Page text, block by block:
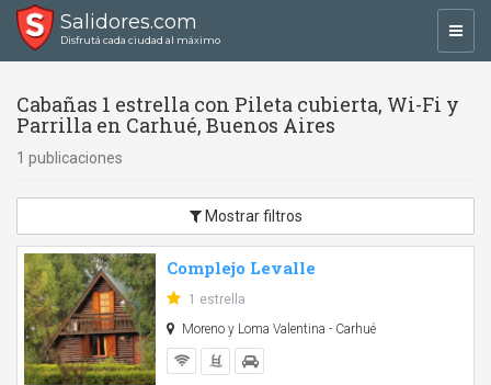
Salidores.com
Disfrutá cada ciudad al máximo
Cabañas 1 estrella con Pileta cubierta, Wi-Fi y
Parrilla en Carhué, Buenos Aires
1 publicaciones
Mostrar filtros
Complejo Levalle
1 estrella
Moreno y Loma Valentina - Carhué